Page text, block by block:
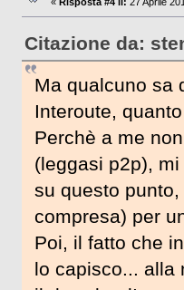
Citazione da:
Ma qualcuno sa
Interoute,
Perchè a me
(leggasi p2p),
su questo
compresa) per
Poi, il fatto che
lo capisco... alla